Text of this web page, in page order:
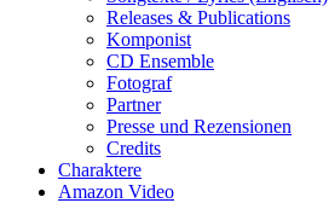
Releases & Publications
Komponist
CD Ensemble
Fotograf
Partner
Presse und Rezensionen
Credits
Charaktere
Amazon Video